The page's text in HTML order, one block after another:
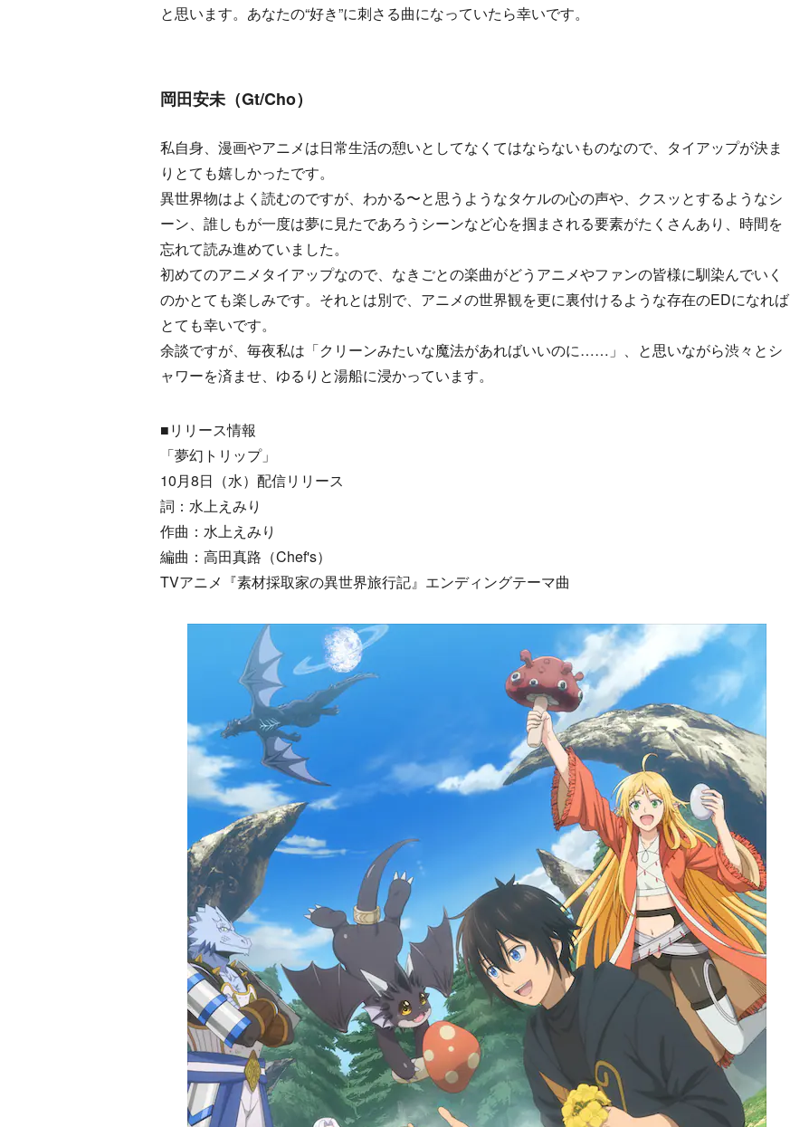
と思います。あなたの“好き”に刺さる曲になっていたら幸いです。
岡田安未（Gt/Cho）
私自身、漫画やアニメは日常生活の憩いとしてなくてはならないものなので、タイアップが決ま
りとても嬉しかったです。
異世界物はよく読むのですが、わかる〜と思うようなタケルの心の声や、クスッとするようなシ
ーン、誰しもが一度は夢に見たであろうシーンなど心を掴まされる要素がたくさんあり、時間を
忘れて読み進めていました。
初めてのアニメタイアップなので、なきごとの楽曲がどうアニメやファンの皆様に馴染んでいく
のかとても楽しみです。それとは別で、アニメの世界観を更に裏付けるような存在のEDになれば
とても幸いです。
余談ですが、毎夜私は「クリーンみたいな魔法があればいいのに……」、と思いながら渋々とシ
ャワーを済ませ、ゆるりと湯船に浸かっています。
■リリース情報
「夢幻トリップ」
10月8日（水）配信リリース
詞：水上えみり
作曲：水上えみり
編曲：高田真路（Chef's）
TVアニメ『素材採取家の異世界旅行記』エンディングテーマ曲